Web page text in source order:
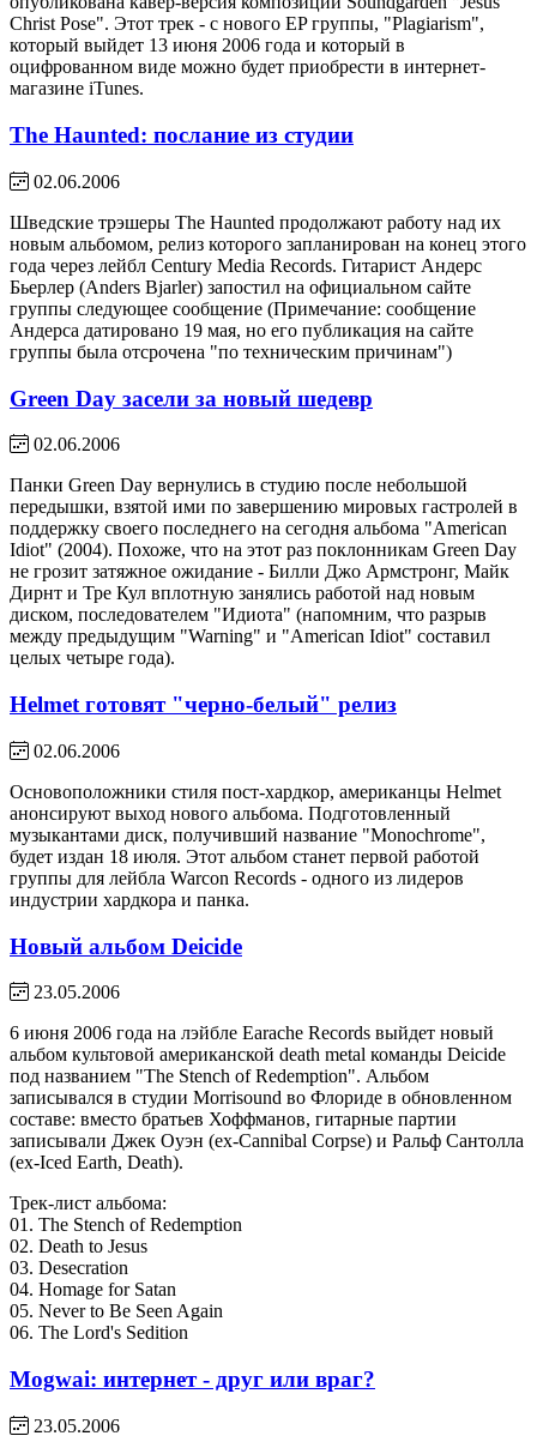
Christ Pose". Этот трек - с нового EP группы, "Plagiarism",
который выйдет 13 июня 2006 года и который в
оцифрованном виде можно будет приобрести в интернет-
магазине iTunes.
The Haunted: послание из студии
02.06.2006
Шведские трэшеры The Haunted продолжают работу над их
новым альбомом, релиз которого запланирован на конец этого
года через лейбл Century Media Records. Гитарист Андерс
Бьерлер (Anders Bjarler) запостил на официальном сайте
группы следующее сообщение (Примечание: сообщение
Андерса датировано 19 мая, но его публикация на сайте
группы была отсрочена "по техническим причинам")
Green Day засели за новый шедевр
02.06.2006
Панки Green Day вернулись в студию после небольшой
передышки, взятой ими по завершению мировых гастролей в
поддержку своего последнего на сегодня альбома "American
Idiot" (2004). Похоже, что на этот раз поклонникам Green Day
не грозит затяжное ожидание - Билли Джо Армстронг, Майк
Дирнт и Тре Кул вплотную занялись работой над новым
диском, последователем "Идиота" (напомним, что разрыв
между предыдущим "Warning" и "American Idiot" составил
целых четыре года).
Helmet готовят "черно-белый" релиз
02.06.2006
Основоположники стиля пост-хардкор, американцы Helmet
анонсируют выход нового альбома. Подготовленный
музыкантами диск, получивший название "Monochrome",
будет издан 18 июля. Этот альбом станет первой работой
группы для лейбла Warcon Records - одного из лидеров
индустрии хардкора и панка.
Новый альбом Deicide
23.05.2006
6 июня 2006 года на лэйбле Earache Records выйдет новый
альбом культовой американской death metal команды Deicide
под названием "The Stench of Redemption". Альбом
записывался в студии Morrisound во Флориде в обновленном
составе: вместо братьев Хоффманов, гитарные партии
записывали Джек Оуэн (ex-Cannibal Corpse) и Ральф Сантолла
(ex-Iced Earth, Death).
Трек-лист альбома:
01. The Stench of Redemption
02. Death to Jesus
03. Desecration
04. Homage for Satan
05. Never to Be Seen Again
06. The Lord's Sedition
Mogwai: интернет - друг или враг?
23.05.2006